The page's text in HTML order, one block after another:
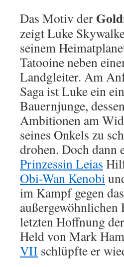
Das Motiv der
zeigt Luke
seinem
Tatooine neben
Landgleiter. Am
Saga ist Luke ein
Bauernjunge,
Ambitionen am
seines Onkels zu
drohen. Doch dann
Prinzessin Leias
Obi-Wan Kenobi
im Kampf gegen
außergewöhnlichen
letzten Hoffnung
Held von Mark
VII schlüpfte er